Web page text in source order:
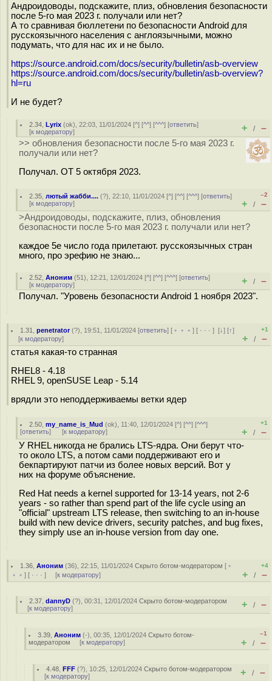
Андроидоводы, подскажите, плиз, обновления безопасности
после 5-го мая 2023 г. получали или нет?
А то сравнивая бюллетени по безопасности Android для
русскоязычного населения с англоязычными, можно
подумать, что для нас их и не было.
https://source.android.com/docs/security/bulletin/asb-overview
https://source.android.com/docs/security/bulletin/asb-overview?
hl=ru
И не будет?
2.34 ,Lyrix (ok), 22:03, 11/01/2024 [^] [^^] [^^^] [ответить]
[к модератору] + / –
>> обновления безопасности после 5-го мая 2023 г.
получали или нет?
Получал. ОТ 5 октября 2023.
2.35 ,лютый жабби.... (?), 22:10, 11/01/2024 [^] [^^] [^^^] [ответить]
[к модератору]
–2
+ / –
>Андроидоводы, подскажите, плиз, обновления
безопасности после 5-го мая 2023 г. получали или нет?
каждое 5е число года прилетают. русскоязычных стран
много, про эрефию не знаю...
2.52 ,Аноним (51), 12:21, 12/01/2024 [^] [^^] [^^^] [ответить]
[к модератору] + / –
Получал. "Уровень безопасности Android 1 ноября 2023".
1.31 ,penetrator(?), 19:51, 11/01/2024 [ответить] [ ﹢﹢﹢] [ · · ·][↓] [↑]
[к модератору]
+1
+ / –
статья какая-то странная
RHEL8 - 4.18
RHEL 9, openSUSE Leap - 5.14
врядли это неподдерживаемы ветки ядер
2.50 ,my_name_is_Mud (ok), 11:40, 12/01/2024 [^] [^^] [^^^]
[ответить] [к модератору]
+1
+ / –
У RHEL никогда не брались LTS-ядра. Они берут что-
то около LTS, а потом сами поддерживают его и
бекпартируют патчи из более новых версий. Вот у
них на форуме объяснение.
Red Hat needs a kernel supported for 13-14 years, not 2-6
years - so rather than spend part of the life cycle using an
"official" upstream LTS release, then switching to an in-house
build with new device drivers, security patches, and bug fixes,
they simply use an in-house version from day one.
1.36 ,Аноним (36), 22:15, 11/01/2024Скрыто ботом-модератором [ ﹢
﹢﹢ ] [ · · · ] [к модератору]
+4
+ / –
2.37 ,dannyD (?), 00:31, 12/01/2024Скрыто ботом-модератором
[к модератору] + / –
3.39 ,Аноним (-), 00:35, 12/01/2024Скрыто ботом-
модератором [к модератору]
–1
+ / –
4.48 ,FFF (?), 10:25, 12/01/2024Скрыто ботом-модератором
[к модератору] + / –